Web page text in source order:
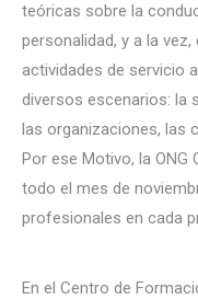
teóricas sobre la
personalidad, y a la
actividades de servicio
diversos escenarios: la
las organizaciones, las
Por ese Motivo, la ONG
todo el mes de
profesionales en cada
En el Centro de